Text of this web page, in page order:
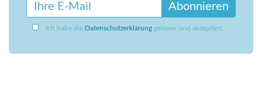
Abonnieren
Ich habe die Datenschutzerklärung gelesen und akzeptiert.